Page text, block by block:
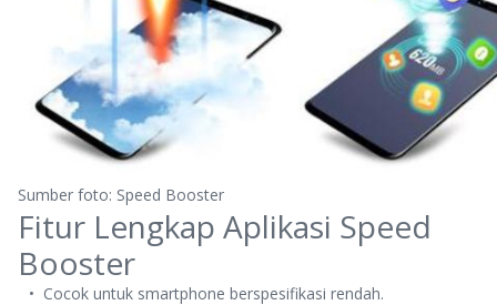
Sumber foto: Speed Booster
Fitur Lengkap Aplikasi Speed
Booster
Cocok untuk smartphone berspesifikasi rendah.